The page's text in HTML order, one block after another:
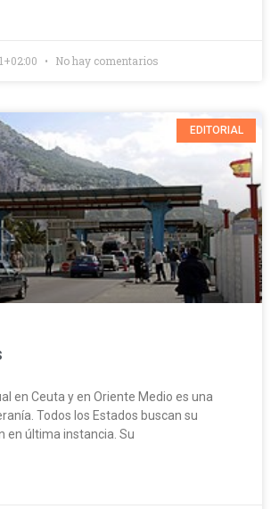
No hay comentarios
EDITORIAL
en Ceuta y en Oriente Medio es una
Todos los Estados buscan su
en última instancia. Su